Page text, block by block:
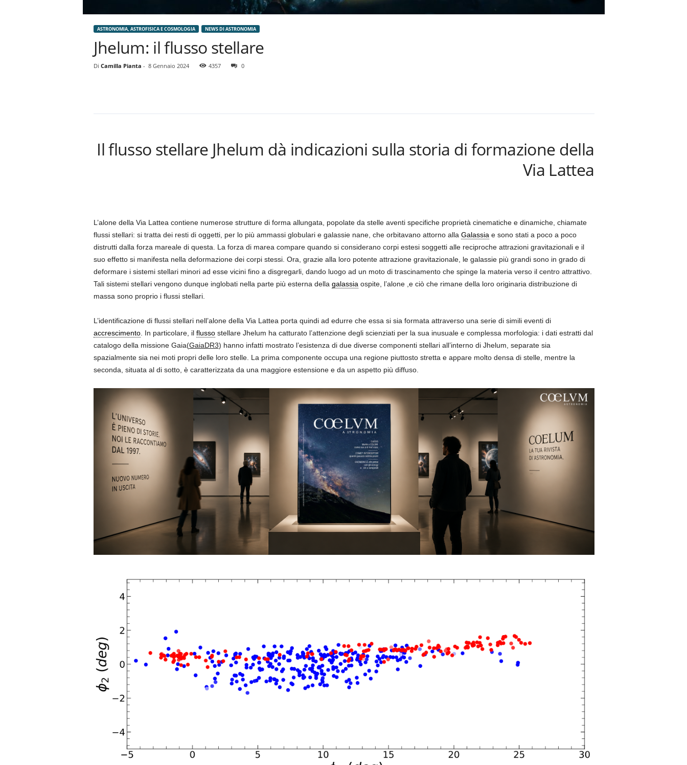
ASTRONOMIA, ASTROFISICA E COSMOLOGIA NEWS DI ASTRONOMIA
Jhelum: il flusso stellare
Di Camilla Pianta - 8 Gennaio 2024 4357 0
Il flusso stellare Jhelum dà indicazioni sulla storia di formazione della
Via Lattea
L’alone della Via Lattea contiene numerose strutture di forma allungata, popolate da stelle aventi specifiche proprietà cinematiche e dinamiche, chiamate
flussi stellari: si tratta dei resti di oggetti, per lo più ammassi globulari e galassie nane, che orbitavano attorno alla Galassia e sono stati a poco a poco
distrutti dalla forza mareale di questa. La forza di marea compare quando si considerano corpi estesi soggetti alle reciproche attrazioni gravitazionali e il
suo effetto si manifesta nella deformazione dei corpi stessi. Ora, grazie alla loro potente attrazione gravitazionale, le galassie più grandi sono in grado di
deformare i sistemi stellari minori ad esse vicini fino a disgregarli, dando luogo ad un moto di trascinamento che spinge la materia verso il centro attrattivo.
Tali sistemi stellari vengono dunque inglobati nella parte più esterna della galassia ospite, l’alone ,e ciò che rimane della loro originaria distribuzione di
massa sono proprio i flussi stellari.
L’identificazione di flussi stellari nell’alone della Via Lattea porta quindi ad edurre che essa si sia formata attraverso una serie di simili eventi di
accrescimento. In particolare, il flussostellare Jhelum ha catturato l’attenzione degli scienziati per la sua inusuale e complessa morfologia: i dati estratti dal
catalogo della missione Gaia(GaiaDR3) hanno infatti mostrato l’esistenza di due diverse componenti stellari all’interno di Jhelum, separate sia
spazialmente sia nei moti propri delle loro stelle. La prima componente occupa una regione piuttosto stretta e appare molto densa di stelle, mentre la
seconda, situata al di sotto, è caratterizzata da una maggiore estensione e da un aspetto più diffuso.